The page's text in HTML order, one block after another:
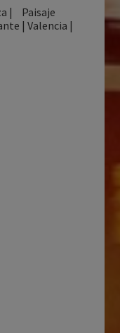
| Paisaje
| Valencia |